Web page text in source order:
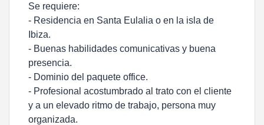
Se requiere:
- Residencia en Santa Eulalia o en la isla de
Ibiza.
- Buenas habilidades comunicativas y buena
presencia.
- Dominio del paquete office.
- Profesional acostumbrado al trato con el cliente
y a un elevado ritmo de trabajo, persona muy
organizada.